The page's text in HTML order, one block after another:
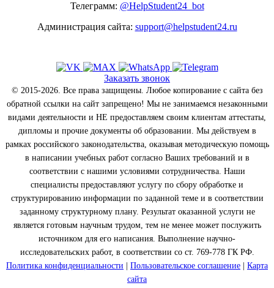
Телеграмм: @HelpStudent24_bot
Администрация сайта: support@helpstudent24.ru
Заказать звонок
© 2015-2026. Все права защищены. Любое копирование с сайта без
обратной ссылки на сайт запрещено! Мы не занимаемся незаконными
видами деятельности и НЕ предоставляем своим клиентам аттестаты,
дипломы и прочие документы об образовании. Мы действуем в
рамках российского законодательства, оказывая методическую помощь
в написании учебных работ согласно Ваших требований и в
соответствии с нашими условиями сотрудничества. Наши
специалисты предоставляют услугу по сбору обработке и
структурированию информации по заданной теме и в соответствии
заданному структурному плану. Результат оказанной услуги не
является готовым научным трудом, тем не менее может послужить
источником для его написания. Выполнение научно-
исследовательских работ, в соответствии со ст. 769-778 ГК РФ.
Политика конфиденциальности
Пользовательское соглашение
Карта
сайта